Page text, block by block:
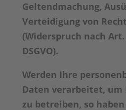
Geltendmachung,
Verteidigung von
(Widerspruch nach Art.
DSGVO).
Werden Ihre
Daten verarbeitet,
zu betreiben, so haben